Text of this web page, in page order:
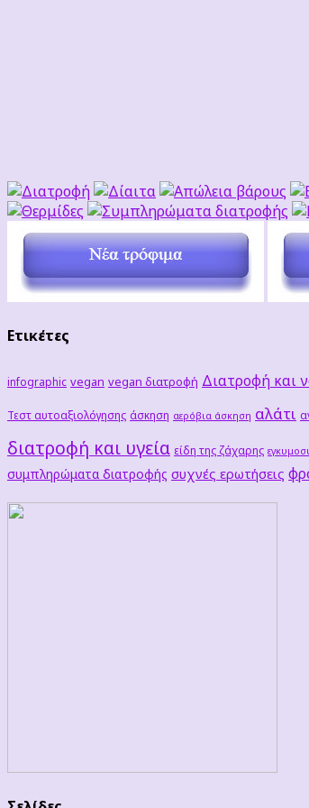
Ετικέτες
infographic vegan vegan διατροφή Διατροφή και
Τεστ αυτοαξιολόγησης άσκηση αερόβια άσκηση αλάτι
διατροφή και υγεία είδη της ζάχαρης
συμπληρώματα διατροφής συχνές ερωτήσεις